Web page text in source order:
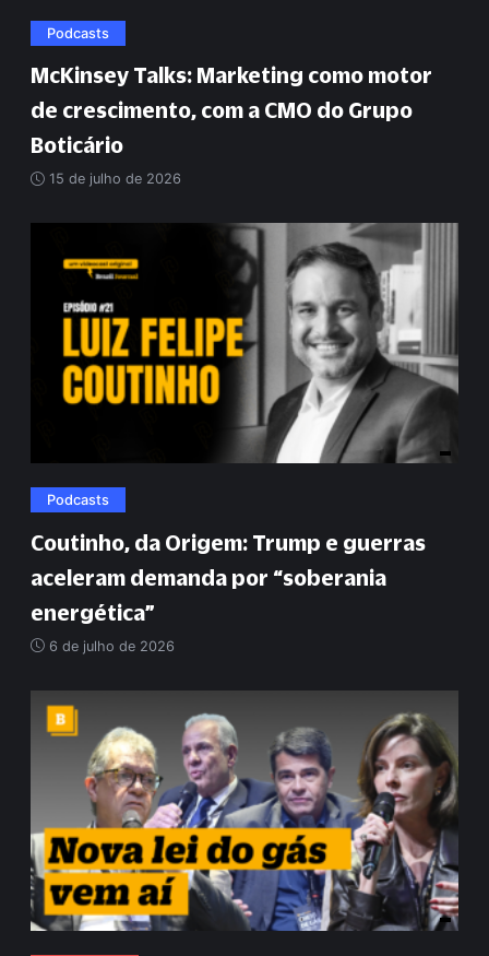
Podcasts
McKinsey Talks: Marketing como motor
de crescimento, com a CMO do Grupo
Boticário
15 de julho de 2026
Podcasts
Coutinho, da Origem: Trump e guerras
aceleram demanda por “soberania
energética”
6 de julho de 2026